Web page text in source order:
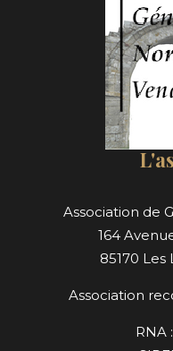
Association de
164
85170
Association
RNA